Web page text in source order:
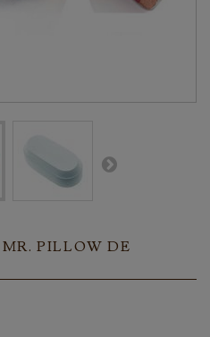
PILLOW DE